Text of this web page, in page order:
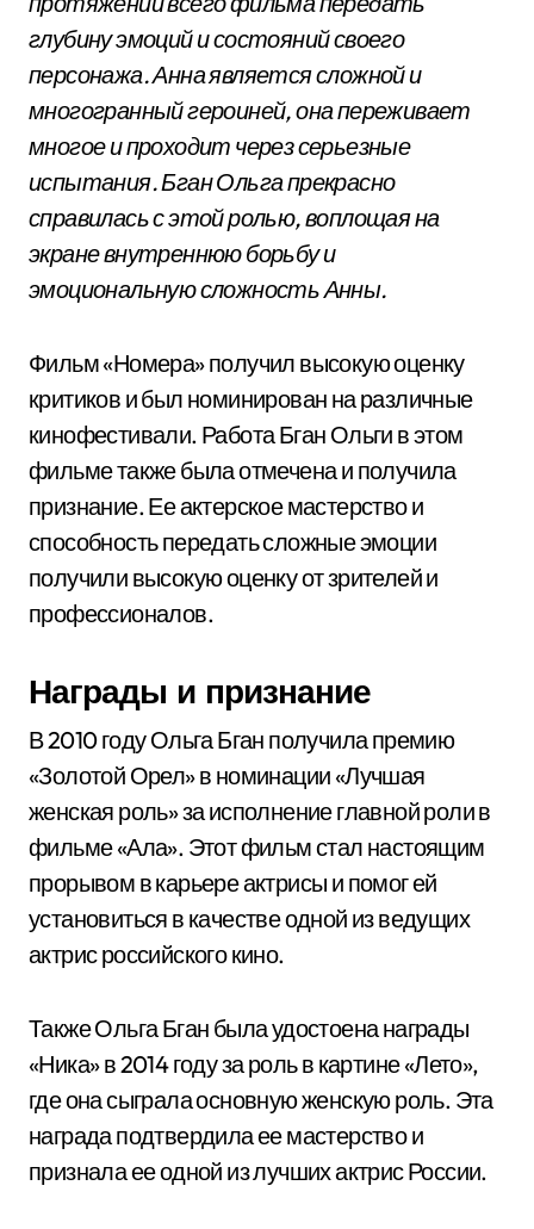
глубину эмоций и состояний своего
персонажа. Анна является сложной и
многогранный героиней, она переживает
многое и проходит через серьезные
испытания. Бган Ольга прекрасно
справилась с этой ролью, воплощая на
экране внутреннюю борьбу и
эмоциональную сложность Анны.
Фильм «Номера» получил высокую оценку
критиков и был номинирован на различные
кинофестивали. Работа Бган Ольги в этом
фильме также была отмечена и получила
признание. Ее актерское мастерство и
способность передать сложные эмоции
получили высокую оценку от зрителей и
профессионалов.
Награды и признание
В 2010 году Ольга Бган получила премию
«Золотой Орел» в номинации «Лучшая
женская роль» за исполнение главной роли в
фильме «Ала». Этот фильм стал настоящим
прорывом в карьере актрисы и помог ей
установиться в качестве одной из ведущих
актрис российского кино.
Также Ольга Бган была удостоена награды
«Ника» в 2014 году за роль в картине «Лето»,
где она сыграла основную женскую роль. Эта
награда подтвердила ее мастерство и
признала ее одной из лучших актрис России.